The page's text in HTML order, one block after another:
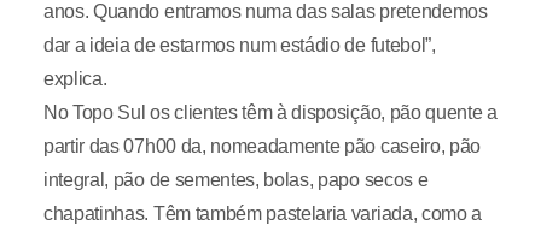
anos. Quando entramos numa das salas pretendemos
dar a ideia de estarmos num estádio de futebol”,
explica.
No Topo Sul os clientes têm à disposição, pão quente a
partir das 07h00 da, nomeadamente pão caseiro, pão
integral, pão de sementes, bolas, papo secos e
chapatinhas. Têm também pastelaria variada, como a